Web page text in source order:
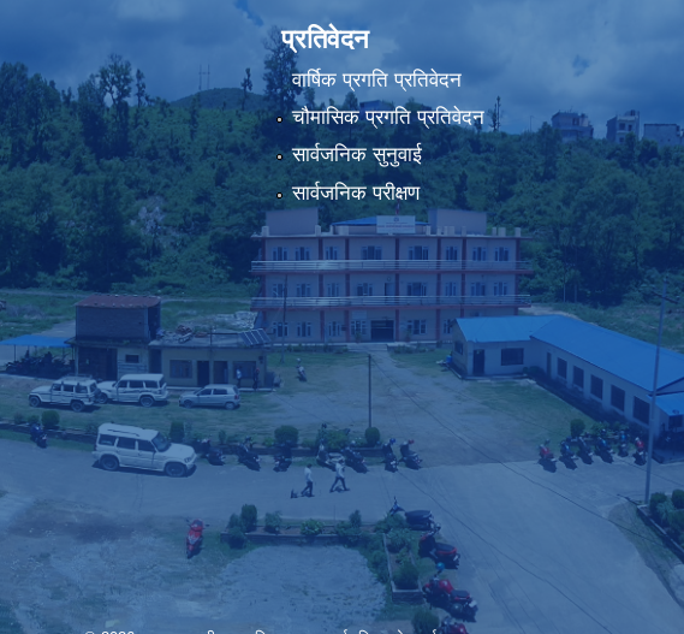
प्रतिवेदन
वार्षिक प्रगति प्रतिवेदन
चौमासिक प्रगति प्रतिवेदन
सार्वजनिक सुनुवाई
सार्वजनिक परीक्षण